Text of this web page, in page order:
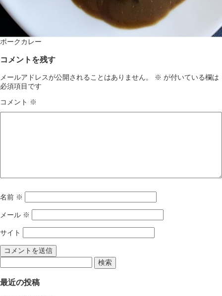
ポークカレー
コメントを残す
メールアドレスが公開されることはありません。 ※ が付いている欄は
必須項目です
コメント ※
名前 ※
メール ※
サイト
索:
最近の投稿